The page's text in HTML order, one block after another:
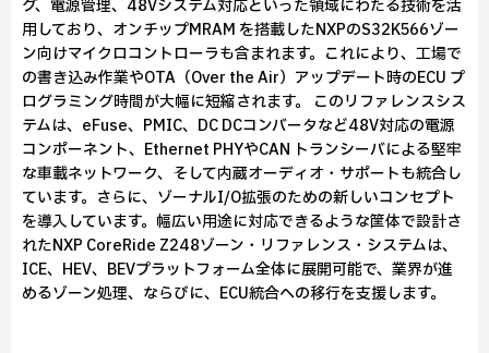
グ、電源管理、48Vシステム対応といった領域にわたる技術を活
用しており、オンチップMRAM を搭載したNXPのS32K566ゾー
ン向けマイクロコントローラも含まれます。これにより、工場で
の書き込み作業やOTA（Over the Air）アップデート時のECU プ
ログラミング時間が大幅に短縮されます。 このリファレンスシス
テムは、eFuse、PMIC、DC DCコンバータなど48V対応の電源
コンポーネント、Ethernet PHYやCAN トランシーバによる堅牢
な車載ネットワーク、そして内蔵オーディオ・サポートも統合し
ています。さらに、ゾーナルI/O拡張のための新しいコンセプト
を導入しています。幅広い用途に対応できるような筐体で設計さ
れたNXP CoreRide Z248ゾーン・リファレンス・システムは、
ICE、HEV、BEVプラットフォーム全体に展開可能で、業界が進
めるゾーン処理、ならびに、ECU統合への移行を支援します。